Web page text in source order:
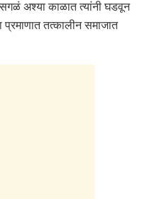
अश्या काळात त्यांनी घडवून
तत्कालीन समाजात